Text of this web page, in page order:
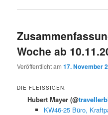
Woche ab
Veröffentlicht am17. November
DIE FLEISSIGEN:
Hubert Mayer(@
KW46-25 Büro,